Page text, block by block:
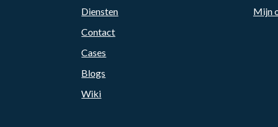
Diensten
Contact
Cases
Blogs
Wiki
Mijn